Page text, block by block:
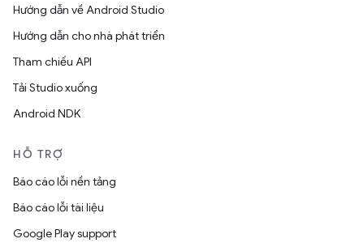
Hướng dẫn về Android Studio
Hướng dẫn cho nhà phát triển
Tham chiếu API
Tải Studio xuống
Android NDK
HỖ TRỢ
Báo cáo lỗi nền tảng
Báo cáo lỗi tài liệu
Google Play support